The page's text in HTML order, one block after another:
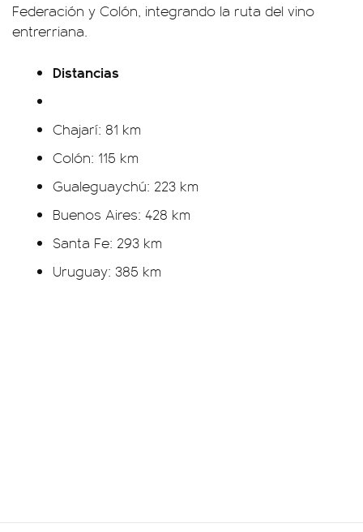
Federación y Colón, integrando la ruta del vino
entrerriana.
Distancias
Chajarí: 81 km
Colón: 115 km
Gualeguaychú: 223 km
Buenos Aires: 428 km
Santa Fe: 293 km
Uruguay: 385 km